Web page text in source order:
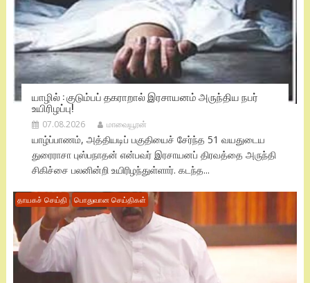
யாழில் : குடும்பப் தகராறால் இரசாயனம் அருந்திய நபர்
உயிரிழப்பு!
07.08.2026 மாவையூரன்
யாழ்ப்பாணம், அத்தியடிப் பகுதியைச் சேர்ந்த 51 வயதுடைய
துரைராசா புஸ்பநாதன் என்பவர் இரசாயனப் திரவத்தை அருந்தி
சிகிச்சை பலனின்றி உயிரிழந்துள்ளார். கடந்த...
தாயகச் செய்தி பொதுவான செய்திகள்